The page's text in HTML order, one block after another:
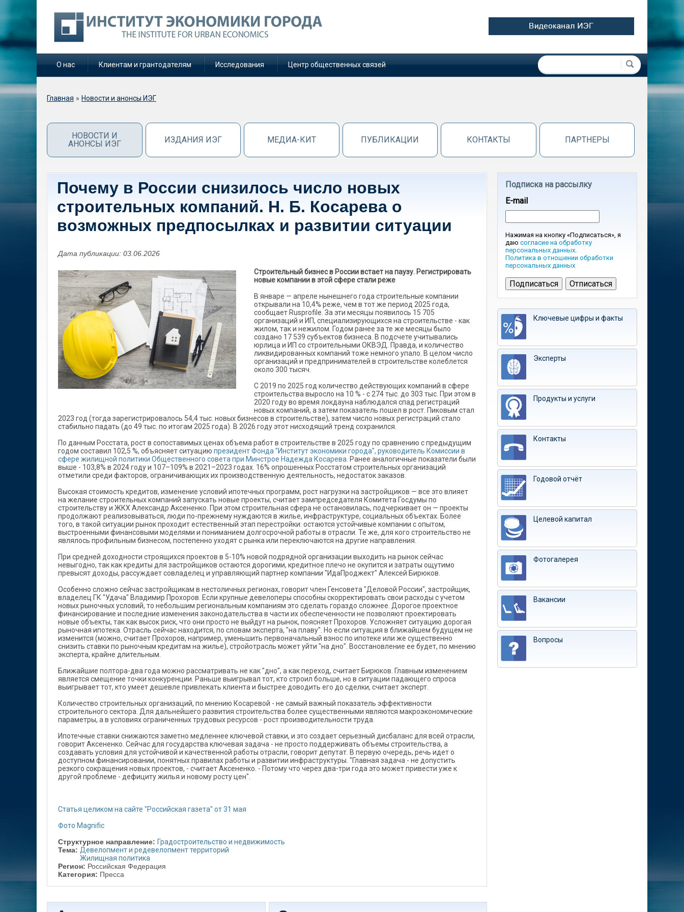
О нас Клиентам и грантодателям Исследования Центр общественных связей Форма поиска
Поиск
Вы здесь
Главная » Новости и анонсы ИЭГ
НОВОСТИ И
АНОНСЫ ИЭГ
ИЗДАНИЯ ИЭГ МЕДИА-КИТ ПУБЛИКАЦИИ КОНТАКТЫ ПАРТНЕРЫ
Почему в России снизилось число новых
строительных компаний. Н. Б. Косарева о
возможных предпосылках и развитии ситуации
Дата публикации: 03.06.2026
Строительный бизнес в России встает на паузу. Регистрировать
новые компании в этой сфере стали реже
В январе — апреле нынешнего года строительные компании
открывали на 10,4% реже, чем в тот же период 2025 года,
сообщает Rusprofile. За эти месяцы появилось 15 705
организаций и ИП, специализирующихся на строительстве - как
жилом, так и нежилом. Годом ранее за те же месяцы было
создано 17 539 субъектов бизнеса. В подсчете учитывались
юрлица и ИП со строительными ОКВЭД. Правда, и количество
ликвидированных компаний тоже немного упало. В целом число
организаций и предпринимателей в строительстве колеблется
около 300 тысяч.
С 2019 по 2025 год количество действующих компаний в сфере
строительства выросло на 10 % - с 274 тыс. до 303 тыс. При этом в
2020 году во время локдауна наблюдался спад регистраций
новых компаний, а затем показатель пошел в рост. Пиковым стал
2023 год (тогда зарегистрировалось 54,4 тыс. новых бизнесов в строительстве), затем число новых регистраций стало
стабильно падать (до 49 тыс. по итогам 2025 года). В 2026 году этот нисходящий тренд сохранился.
По данным Росстата, рост в сопоставимых ценах объема работ в строительстве в 2025 году по сравнению с предыдущим
годом составил 102,5 %, объясняет ситуацию президент Фонда "Институт экономики города", руководитель Комиссии в
сфере жилищной политики Общественного совета при Минстрое Надежда Косарева . Ранее аналогичные показатели были
выше - 103,8% в 2024 году и 107–109% в 2021–2023 годах. 16% опрошенных Росстатом строительных организаций
отметили среди факторов, ограничивающих их производственную деятельность, недостаток заказов.
Высокая стоимость кредитов, изменение условий ипотечных программ, рост нагрузки на застройщиков — все это влияет
на желание строительных компаний запускать новые проекты, считает зампредседателя Комитета Госдумы по
строительству и ЖКХ Александр Аксененко. При этом строительная сфера не остановилась, подчеркивает он — проекты
продолжают реализовываться, люди по-прежнему нуждаются в жилье, инфраструктуре, социальных объектах. Более
того, в такой ситуации рынок проходит естественный этап перестройки: остаются устойчивые компании с опытом,
выстроенными финансовыми моделями и пониманием долгосрочной работы в отрасли. Те же, для кого строительство не
являлось профильным бизнесом, постепенно уходят с рынка или переключаются на другие направления.
При средней доходности строящихся проектов в 5-10% новой подрядной организации выходить на рынок сейчас
невыгодно, так как кредиты для застройщиков остаются дорогими, кредитное плечо не окупится и затраты ощутимо
превысят доходы, рассуждает совладелец и управляющий партнер компании "ИдаПроджект" Алексей Бирюков.
Особенно сложно сейчас застройщикам в нестоличных регионах, говорит член Генсовета "Деловой России", застройщик,
владелец ГК "Удача" Владимир Прохоров. Если крупные девелоперы способны скорректировать свои расходы с учетом
новых рыночных условий, то небольшим региональным компаниям это сделать гораздо сложнее. Дорогое проектное
финансирование и последние изменения законодательства в части их обеспеченности не позволяют проектировать
новые объекты, так как высок риск, что они просто не выйдут на рынок, поясняет Прохоров. Усложняет ситуацию дорогая
рыночная ипотека. Отрасль сейчас находится, по словам эксперта, "на плаву". Но если ситуация в ближайшем будущем не
изменится (можно, считает Прохоров, например, уменьшить первоначальный взнос по ипотеке или же существенно
снизить ставки по рыночным кредитам на жилье), стройотрасль может уйти "на дно". Восстановление ее будет, по мнению
эксперта, крайне длительным.
Ближайшие полтора-два года можно рассматривать не как "дно", а как переход, считает Бирюков. Главным изменением
является смещение точки конкуренции. Раньше выигрывал тот, кто строил больше, но в ситуации падающего спроса
выигрывает тот, кто умеет дешевле привлекать клиента и быстрее доводить его до сделки, считает эксперт.
Количество строительных организаций, по мнению Косаревой - не самый важный показатель эффективности
строительного сектора. Для дальнейшего развития строительства более существенными являются макроэкономические
параметры, а в условиях ограниченных трудовых ресурсов - рост производительности труда.
Ипотечные ставки снижаются заметно медленнее ключевой ставки, и это создает серьезный дисбаланс для всей отрасли,
говорит Аксененко. Сейчас для государства ключевая задача - не просто поддерживать объемы строительства, а
создавать условия для устойчивой и качественной работы отрасли, говорит депутат. В первую очередь, речь идет о
доступном финансировании, понятных правилах работы и развитии инфраструктуры. "Главная задача - не допустить
резкого сокращения новых проектов, - считает Аксененко. - Потому что через два-три года это может привести уже к
другой проблеме - дефициту жилья и новому росту цен".
Статья целиком на сайте "Российская газета" от 31 мая
Фото Magnific
Структурное направление: Градостроительство и недвижимость
Тема: Девелопмент и редевелопмент территорий
Жилищная политика
Регион: Российская Федерация
Категория: Пресса
Подписка на рассылку
E-mail
Нажимая на кнопку «Подписаться», я
даю согласие на обработку
персональных данных.
Политика в отношении обработки
персональных данных
Ключевые цифры и факты
Эксперты
Продукты и услуги
Контакты
Годовой отчёт
Целевой капитал
Фотогалерея
Вакансии
Вопросы